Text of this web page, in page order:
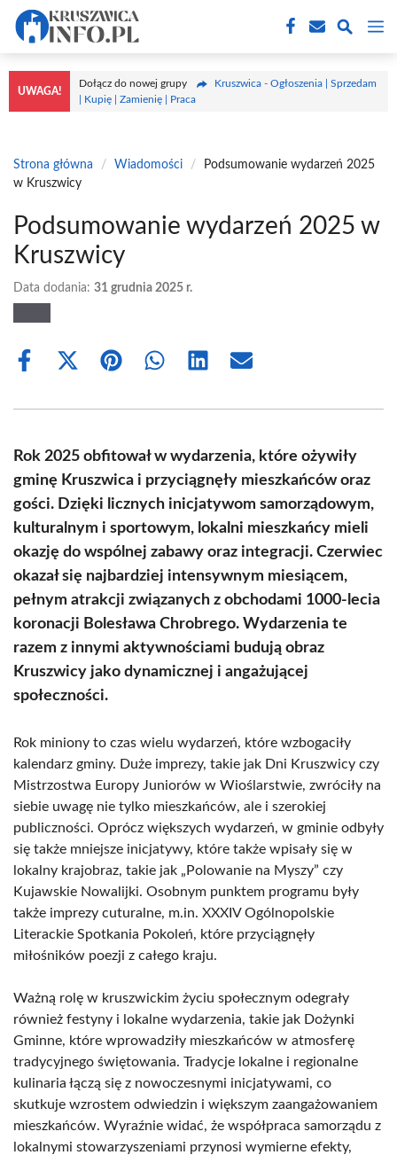
Przejdź
treści
UWAGA!
Dołącz do nowej grupy
Kruszwica - Ogłoszenia | Sprzedam
| Kupię | Zamienię | Praca
Strona główna / Wiadomości /
Podsumowanie wydarzeń 2025
w Kruszwicy
Podsumowanie wydarzeń 2025 w
Kruszwicy
Data dodania: 31 grudnia 2025 r.
Share
Share
(Twitter)
Share Share Share Share
Rok 2025 obfitował w wydarzenia, które ożywiły
gminę Kruszwica i przyciągnęły mieszkańców oraz
gości. Dzięki licznych inicjatywom samorządowym,
kulturalnym i sportowym, lokalni mieszkańcy mieli
okazję do wspólnej zabawy oraz integracji. Czerwiec
okazał się najbardziej intensywnym miesiącem,
pełnym atrakcji związanych z obchodami 1000-lecia
koronacji Bolesława Chrobrego. Wydarzenia te
razem z innymi aktywnościami budują obraz
Kruszwicy jako dynamicznej i angażującej
społeczności.
Rok miniony to czas wielu wydarzeń, które wzbogaciły
kalendarz gminy. Duże imprezy, takie jak Dni Kruszwicy czy
Mistrzostwa Europy Juniorów w Wioślarstwie, zwróciły na
siebie uwagę nie tylko mieszkańców, ale i szerokiej
publiczności. Oprócz większych wydarzeń, w gminie odbyły
się także mniejsze inicjatywy, które także wpisały się w
lokalny krajobraz, takie jak „Polowanie na Myszy” czy
Kujawskie Nowalijki. Osobnym punktem programu były
także imprezy cuturalne, m.in. XXXIV Ogólnopolskie
Literackie Spotkania Pokoleń, które przyciągnęły
miłośników poezji z całego kraju.
Ważną rolę w kruszwickim życiu społecznym odegrały
również festyny i lokalne wydarzenia, takie jak Dożynki
Gminne, które wprowadziły mieszkańców w atmosferę
tradycyjnego świętowania. Tradycje lokalne i regionalne
kulinaria łączą się z nowoczesnymi inicjatywami, co
skutkuje wzrostem odwiedzin i większym zaangażowaniem
mieszkańców. Wyraźnie widać, że współpraca samorządu z
lokalnymi stowarzyszeniami przynosi wymierne efekty,